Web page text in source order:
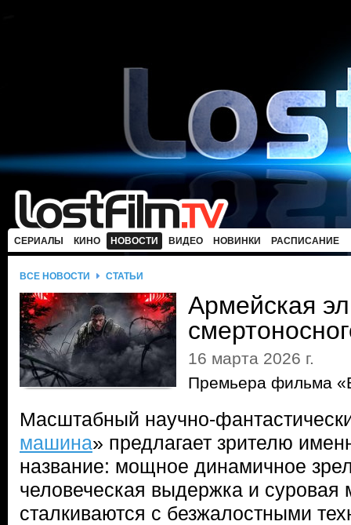
СЕРИАЛЫ КИНО НОВОСТИ ВИДЕО НОВИНКИ РАСПИСАНИЕ
ВСЕ НОВОСТИ СТАТЬИ
Армейская
16 марта 2026 г.
Премьера фильма
Масштабный научно-
машина» предлагает зрителю
название: мощное динамичное
человеческая выдержка и суровая
сталкиваются с безжалостными